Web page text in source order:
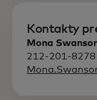
Kontakty
Mona
212-201-8278 |